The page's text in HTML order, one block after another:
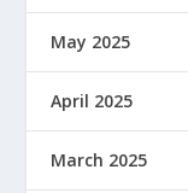
May 2025
April 2025
March 2025